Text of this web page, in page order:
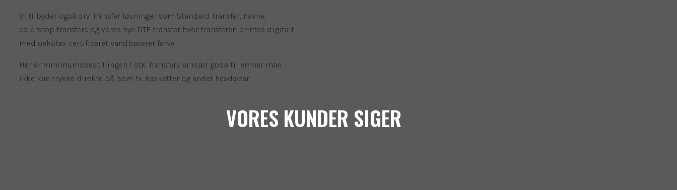
Vi tilbyder også div. Transfer løsninger som Standard transfer, navne,
colorstop transfers og vores nye DTF transfer hvor transferen printes digitalt
med oekotex certificeret vandbaseret farve.
Her er minimumsbestillingen 1 stk. Transfers er især gode til emner man
ikke kan trykke direkte på, som fx. kasketter og andet headwear.
VORES KUNDER SIGER